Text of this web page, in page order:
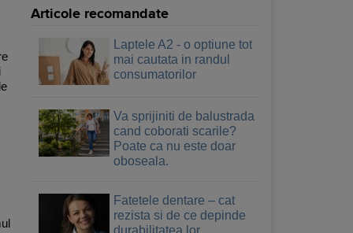
Articole recomandate
Laptele A2 - o optiune tot
mai cautata in randul
consumatorilor
Va sprijiniti de balustrada
cand coborati scarile?
Poate ca nu este doar
oboseala.
Fatetele dentare – cat
rezista si de ce depinde
durabilitatea lor